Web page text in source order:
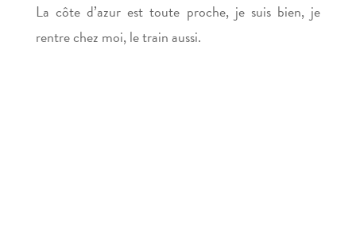
La côte d’azur est toute proche, je suis bien, je
rentre chez moi, le train aussi.